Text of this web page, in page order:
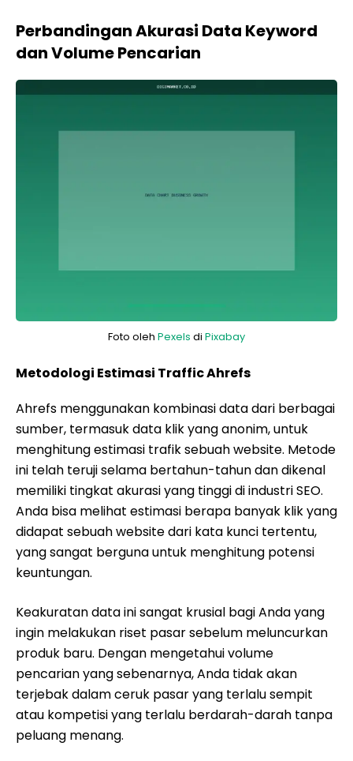
Perbandingan Akurasi Data Keyword
dan Volume Pencarian
Foto oleh Pexels di Pixabay
Metodologi Estimasi Traffic Ahrefs
Ahrefs menggunakan kombinasi data dari berbagai
sumber, termasuk data klik yang anonim, untuk
menghitung estimasi trafik sebuah website. Metode
ini telah teruji selama bertahun-tahun dan dikenal
memiliki tingkat akurasi yang tinggi di industri SEO.
Anda bisa melihat estimasi berapa banyak klik yang
didapat sebuah website dari kata kunci tertentu,
yang sangat berguna untuk menghitung potensi
keuntungan.
Keakuratan data ini sangat krusial bagi Anda yang
ingin melakukan riset pasar sebelum meluncurkan
produk baru. Dengan mengetahui volume
pencarian yang sebenarnya, Anda tidak akan
terjebak dalam ceruk pasar yang terlalu sempit
atau kompetisi yang terlalu berdarah-darah tanpa
peluang menang.